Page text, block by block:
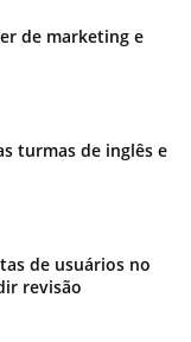
de marketing e
turmas de inglês e
de usuários no
revisão